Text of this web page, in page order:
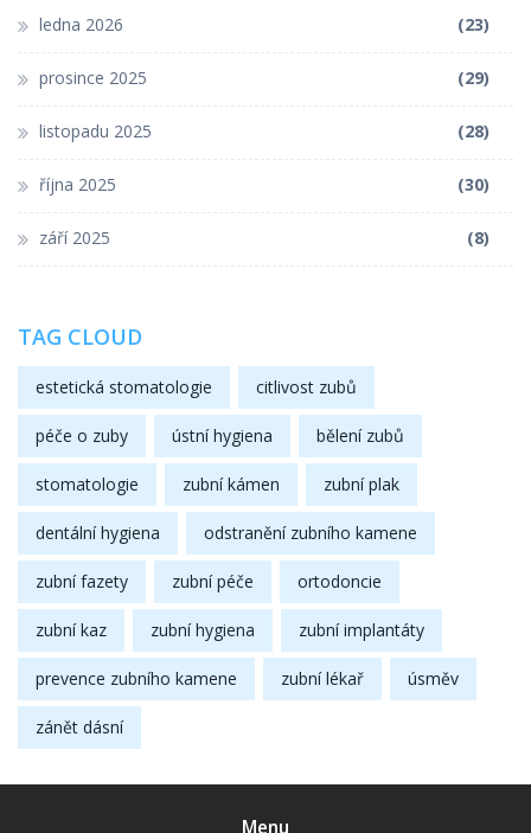
ledna 2026 (23)
prosince 2025 (29)
listopadu 2025 (28)
října 2025 (30)
září 2025 (8)
TAG CLOUD
estetická stomatologie citlivost zubů
péče o zuby ústní hygiena bělení zubů
stomatologie zubní kámen zubní plak
dentální hygiena odstranění zubního kamene
zubní fazety zubní péče ortodoncie
zubní kaz zubní hygiena zubní implantáty
prevence zubního kamene zubní lékař úsměv
zánět dásní
Menu